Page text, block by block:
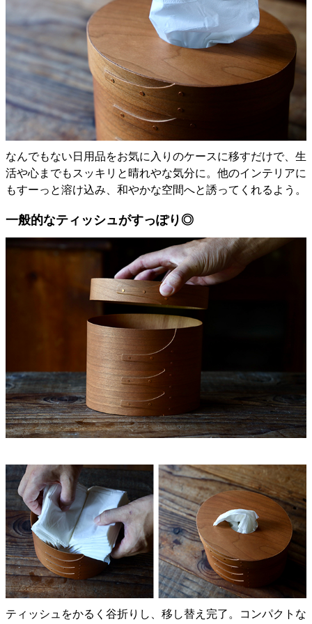
なんでもない日用品をお気に入りのケースに移すだけで、生
活や心までもスッキリと晴れやな気分に。他のインテリアに
もすーっと溶け込み、和やかな空間へと誘ってくれるよう。
一般的なティッシュがすっぽり◎
ティッシュをかるく谷折りし、移し替え完了。コンパクトな